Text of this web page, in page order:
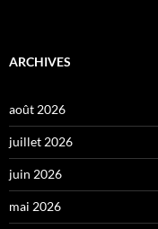
ARCHIVES
août 2026
juillet 2026
juin 2026
mai 2026